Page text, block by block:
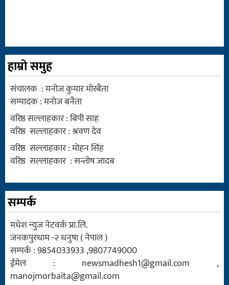
हाम्रो समुह
संचालक : मनोज कुमार मोरबैता
सम्पादक : मनोज बनैता
वरिष्ठ सल्लाहकार : बिपी साह
वरिष्ठ सल्लाहकार : श्रवण देव
वरिष्ठ सल्लाहकार : मोहन सिंह
वरिष्ठ सल्लाहकार : सन्तोष जादब
सम्पर्क
मधेश न्युज नेटवर्क प्रा.लि.
जनकपुरधाम -२ धनुषा ( नेपाल )
सम्पर्क : 9854033933 ,9807749000
ईमेल : newsmadhesh1@gmail.com ,
manojmorbaita@gmail.com